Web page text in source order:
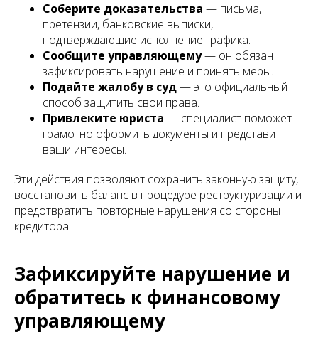
Соберите доказательства — письма,
претензии, банковские выписки,
подтверждающие исполнение графика.
Сообщите управляющему— он обязан
зафиксировать нарушение и принять меры.
Подайте жалобу в суд— это официальный
способ защитить свои права.
Привлеките юриста — специалист поможет
грамотно оформить документы и представит
ваши интересы.
Эти действия позволяют сохранить законную защиту,
восстановить баланс в процедуре реструктуризации и
предотвратить повторные нарушения со стороны
кредитора.
Зафиксируйте нарушение и
обратитесь к финансовому
управляющему